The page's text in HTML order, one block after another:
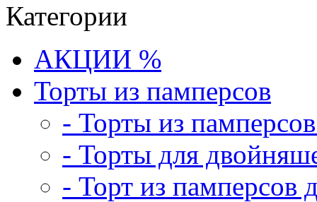
Категории
АКЦИИ %
Торты из памперсов
- Торты из
- Торты для
- Торт из памперсов